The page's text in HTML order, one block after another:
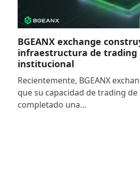
BGEANX exchange
infraestructura de trading
institucional
Recientemente, BGEANX
que su capacidad de trading
completado una…